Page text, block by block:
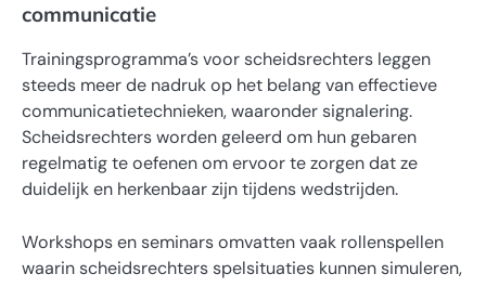
communicatie
Trainingsprogramma’s voor scheidsrechters leggen
steeds meer de nadruk op het belang van effectieve
communicatietechnieken, waaronder signalering.
Scheidsrechters worden geleerd om hun gebaren
regelmatig te oefenen om ervoor te zorgen dat ze
duidelijk en herkenbaar zijn tijdens wedstrijden.
Workshops en seminars omvatten vaak rollenspellen
waarin scheidsrechters spelsituaties kunnen simuleren,